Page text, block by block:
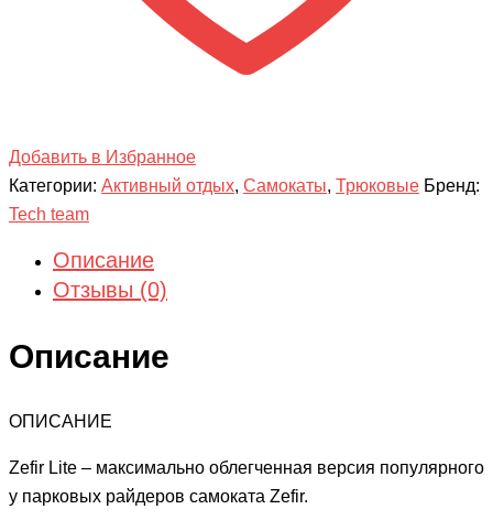
Добавить в Избранное
Категории: Активный отдых, Самокаты, Трюковые Бренд:
Tech team
Описание
Отзывы (0)
Описание
ОПИСАНИЕ
Zefir Lite – максимально облегченная версия популярного
у парковых райдеров самоката Zefir.